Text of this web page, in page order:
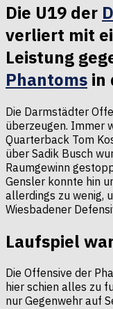
Die U19 der
verliert mit
Leistung
Phantoms in
Die Darmstädter
überzeugen. Immer
Quarterback Tom
über Sadik Busch
Raumgewinn
Gensler konnte hin
allerdings zu wenig,
Wiesbadener
Laufspiel
Die Offensive der
hier schien alles zu
nur Gegenwehr auf